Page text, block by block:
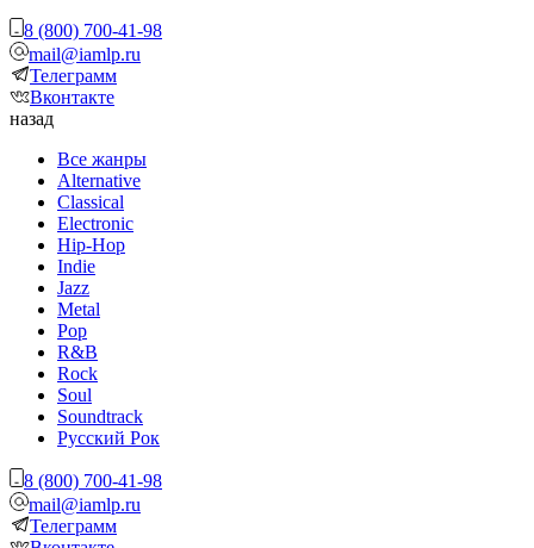
8 (800) 700-41-98
mail@iamlp.ru
Телеграмм
Вконтакте
назад
Все жанры
Alternative
Classical
Electronic
Hip-Hop
Indie
Jazz
Metal
Pop
R&B
Rock
Soul
Soundtrack
Русский Рок
8 (800) 700-41-98
mail@iamlp.ru
Телеграмм